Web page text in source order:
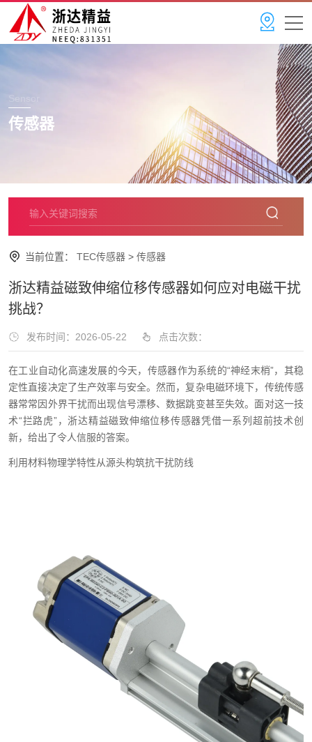
Sensor
传感器
当前位置： TEC传感器 > 传感器
浙达精益磁致伸缩位移传感器如何应对电磁干扰
挑战？
发布时间：2026-05-22 点击次数：
在工业自动化高速发展的今天，传感器作为系统的“神经末梢”，其稳
定性直接决定了生产效率与安全。然而，复杂电磁环境下，传统传感
器常常因外界干扰而出现信号漂移、数据跳变甚至失效。面对这一技
术“拦路虎”，浙达精益磁致伸缩位移传感器凭借一系列超前技术创
新，给出了令人信服的答案。
利用材料物理学特性从源头构筑抗干扰防线